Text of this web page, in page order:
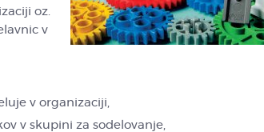
oz.
v
v organizaciji,
v skupini za sodelovanje,